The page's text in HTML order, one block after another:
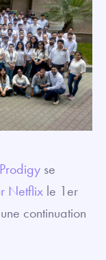
se
Netflix le 1er
continuation